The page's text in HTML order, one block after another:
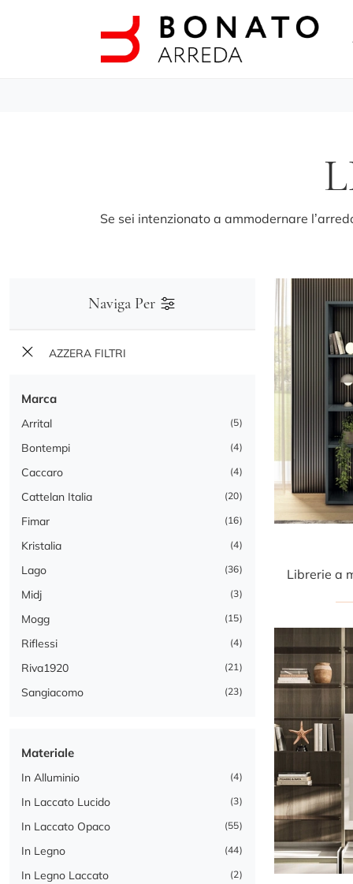
Se sei intenzionato a ammodernare
Naviga Per
AZZERA FILTRI
Marca
Arrital 5
Bontempi 4
Caccaro 4
Cattelan Italia 20
Fimar 16
Kristalia 4
Lago 36
Midj 3
Mogg 15
Riflessi 4
Riva1920 21
Sangiacomo 23
Materiale
In Alluminio 4
In Laccato Lucido 3
In Laccato Opaco 55
In Legno 44
In Legno Laccato 2